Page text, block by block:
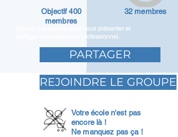
Utilisez cet espace pour vous présenter et
partager votre parcours professionnel.
Objectif 400
membres
32 membres
PARTAGER
REJOINDRE LE GROUPE
Votre école n'est pas
encore là !
Ne manquez pas ça !